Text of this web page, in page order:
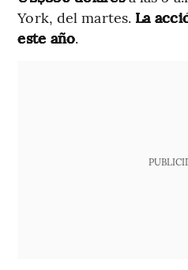
York, del martes. La
este año.